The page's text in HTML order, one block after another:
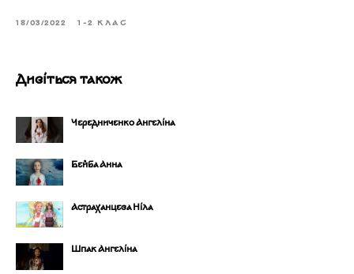
18/03/2022 1-2 КЛАС
Дивіться також
Чередниченко Ангеліна
Бейба Анна
Астраханцева Ніла
Шпак Ангеліна